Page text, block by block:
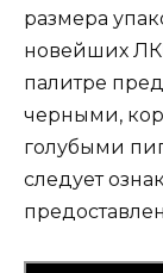
размера
новейших
палитре
черными,
голубыми
следует